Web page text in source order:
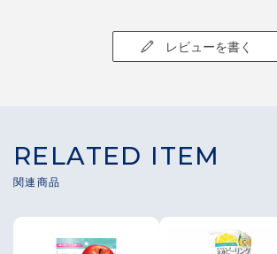
レビューを書く
RELATED ITEM